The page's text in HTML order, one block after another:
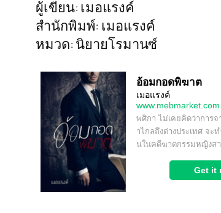
ผู้เขียน: เมอแรงค์
สำนักพิมพ์: เมอแรงค์
หมวด: นิยายโรมานซ์